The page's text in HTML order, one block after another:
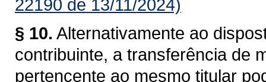
22190 de 13/11/2024)
§ 10. Alternativamente ao
contribuinte, a transferência de
pertencente ao mesmo titular